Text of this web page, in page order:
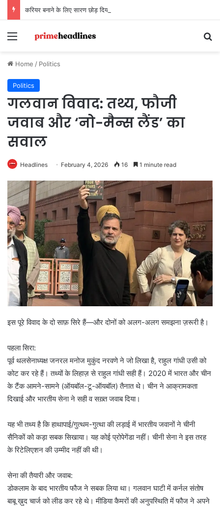
करियर बनाने के लिए सारण छोड़ दिया था… अब सारण बनाने के लिए लौट रहे हैं
Menu
Home / Politics
Politics
गलवान विवाद: तथ्य, फौजी
जवाब और ‘नो-मैन्स लैंड’ का
सवाल
Headlines February 4, 2026 16 1 minute read
इस पूरे विवाद के दो साफ़ सिरे हैं—और दोनों को अलग-अलग समझना ज़रूरी है।
पहला सिरा:
पूर्व थलसेनाध्यक्ष जनरल मनोज मुकुंद नरवणे ने जो लिखा है, राहुल गांधी उसी को
कोट कर रहे हैं। तथ्यों के लिहाज़ से राहुल गांधी सही हैं। 2020 में भारत और चीन
के टैंक आमने-सामने (ऑयबॉल-टू-ऑयबॉल) तैनात थे। चीन ने आक्रामकता
दिखाई और भारतीय सेना ने सही व सख़्त जवाब दिया।
यह भी तथ्य है कि हाथापाई/गुत्थम-गुत्था की लड़ाई में भारतीय जवानों ने चीनी
सैनिकों को कड़ा सबक सिखाया। यह कोई प्रोपेगेंडा नहीं। चीनी सेना ने इस तरह
के रिटेलिएशन की उम्मीद नहीं की थी।
सेना की तैयारी और जवाब:
डोकलाम के बाद भारतीय फौज ने सबक लिया था। गलवान घाटी में कर्नल संतोष
बाबू ख़ुद चार्ज को लीड कर रहे थे। मीडिया कैमरों की अनुपस्थिति में फौज ने अपने